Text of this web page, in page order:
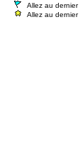
Allez au dernier
Allez au dernier